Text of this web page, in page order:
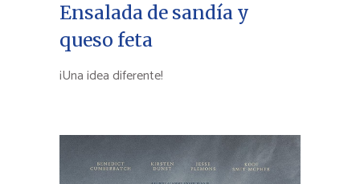
Ensalada de sandía y
queso feta
¡Una idea diferente!